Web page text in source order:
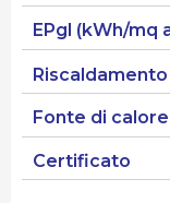
EPgl (kWh/mq
Riscaldamento
Fonte di calore
Certificato